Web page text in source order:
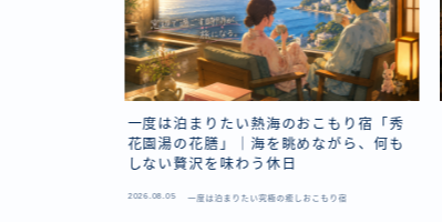
一度は泊まりたい熱海のおこもり宿「秀
花園湯の花膳」｜海を眺めながら、何も
しない贅沢を味わう休日
2026.08.05 一度は泊まりたい究極の癒しおこもり宿